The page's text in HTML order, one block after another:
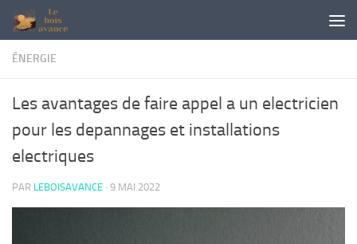
Skip to content
ÉNERGIE
Les avantages de faire appel a un electricien
pour les depannages et installations
electriques
PAR LEBOISAVANCE · 9 MAI 2022